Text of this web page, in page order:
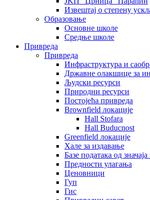
Извештај о степену
Образовање
Основне школе
Средње школе
Привреда
Привреда
Инфраструктура и
Државне олакшице за
Људски ресурси
Природни ресурси
Постојећа привреда
Brownfield локације
Hall Stofara
Hall Buducnost
Greenfield локације
Хале за издавање
Базе података од
Предности улагања
Ценовници
Гуп
Гис